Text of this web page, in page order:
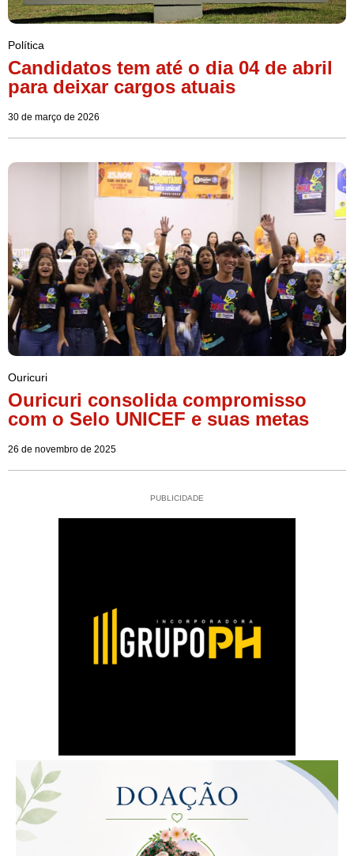
Política
Candidatos tem até o dia 04 de abril
para deixar cargos atuais
30 de março de 2026
Ouricuri
Ouricuri consolida compromisso
com o Selo UNICEF e suas metas
26 de novembro de 2025
PUBLICIDADE